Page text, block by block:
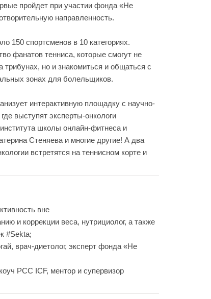
пройдет при участии фонда «Не
направленность.
150 спортсменов в 10 категориях.
фанатов тенниса, которые смогут не
трибунах, но и знакомиться и общаться с
зонах для болельщиков.
интерактивную площадку с научно-
выступят эксперты-онкологи
школы онлайн-фитнеса и
Стеняева и многие другие! А два
встретятся на теннисном корте и
вне
и коррекции веса, нутрициолог, а также
#Sekta;
врач-диетолог, эксперт фонда «Не
РСС ICF, ментор и супервизор